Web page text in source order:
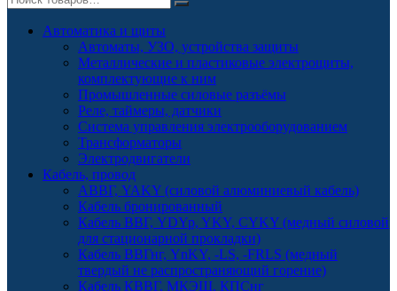
Автоматика и щиты
Автоматы, УЗО, устройства защиты
Металлические и пластиковые электрощиты,
комплектующие к ним
Промышленные силовые разъёмы
Реле, таймеры, датчики
Система управления электрооборудованием
Трансформаторы
Электродвигатели
Кабель, провод
АВВГ, YAKY (силовой алюминиевый кабель)
Кабель бронированный
Кабель ВВГ, YDYp, YKY, CYKY (медный силовой
для стационарной прокладки)
Кабель ВВГнг, YnKY, -LS, -FRLS (медный
твердый не распространяющий горение)
Кабель КВВГ, МКЭШ, КПСнг